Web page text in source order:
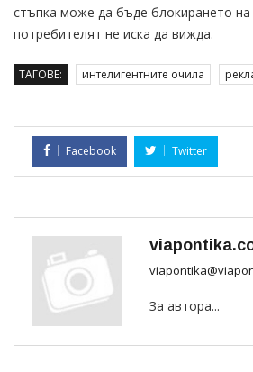
стъпка може да бъде блокирането на
потребителят не иска да вижда.
ТАГОВЕ: интелигентните очила
Facebook Twitter
За автора...